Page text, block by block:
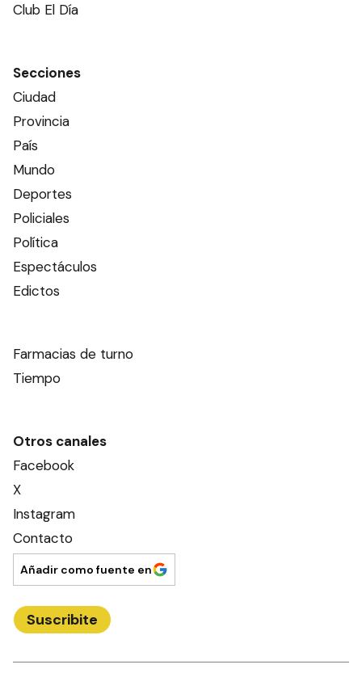
Club El Día
Secciones
Ciudad
Provincia
País
Mundo
Deportes
Policiales
Política
Espectáculos
Edictos
Farmacias de turno
Tiempo
Otros canales
Facebook
X
Instagram
Contacto
Añadir como fuente en
Suscribite